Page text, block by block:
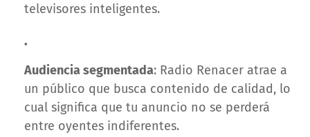
televisores inteligentes.
Audiencia segmentada: Radio Renacer atrae a
un público que busca contenido de calidad, lo
cual significa que tu anuncio no se perderá
entre oyentes indiferentes.